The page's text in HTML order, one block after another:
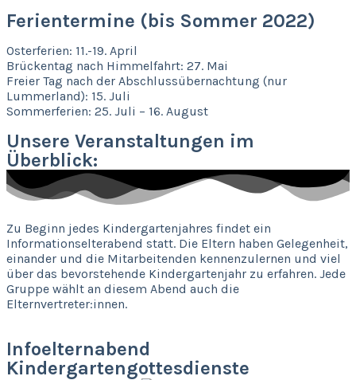
Ferientermine (bis Sommer 2022)
Osterferien: 11.-19. April
Brückentag nach Himmelfahrt: 27. Mai
Freier Tag nach der Abschlussübernachtung (nur
Lummerland): 15. Juli
Sommerferien: 25. Juli – 16. August
Unsere Veranstaltungen im
Überblick:
Zu Beginn jedes Kindergartenjahres findet ein
Informationselterabend statt. Die Eltern haben Gelegenheit,
einander und die Mitarbeitenden kennenzulernen und viel
über das bevorstehende Kindergartenjahr zu erfahren. Jede
Gruppe wählt an diesem Abend auch die
Elternvertreter:innen.
Infoelternabend
Kindergartengottesdienste